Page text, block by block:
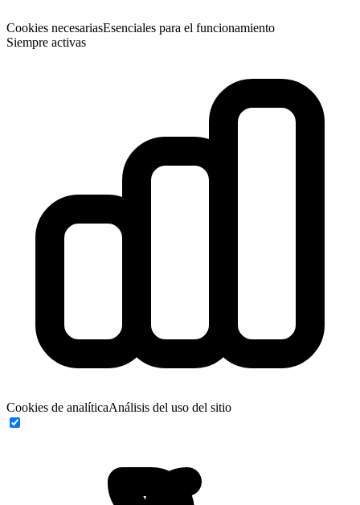
Cookies necesariasEsenciales para el funcionamiento
Siempre activas
Cookies de analíticaAnálisis del uso del sitio